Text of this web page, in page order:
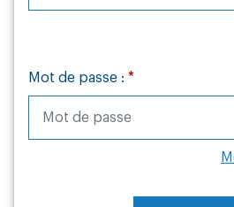
Mot de passe : *